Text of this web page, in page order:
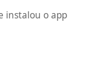
instalou o app